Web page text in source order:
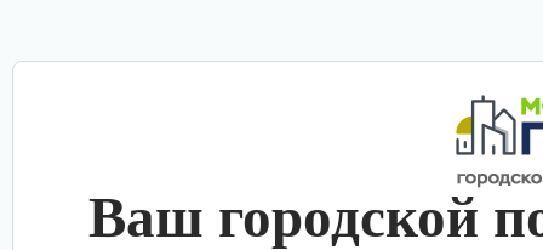
Ваш городской